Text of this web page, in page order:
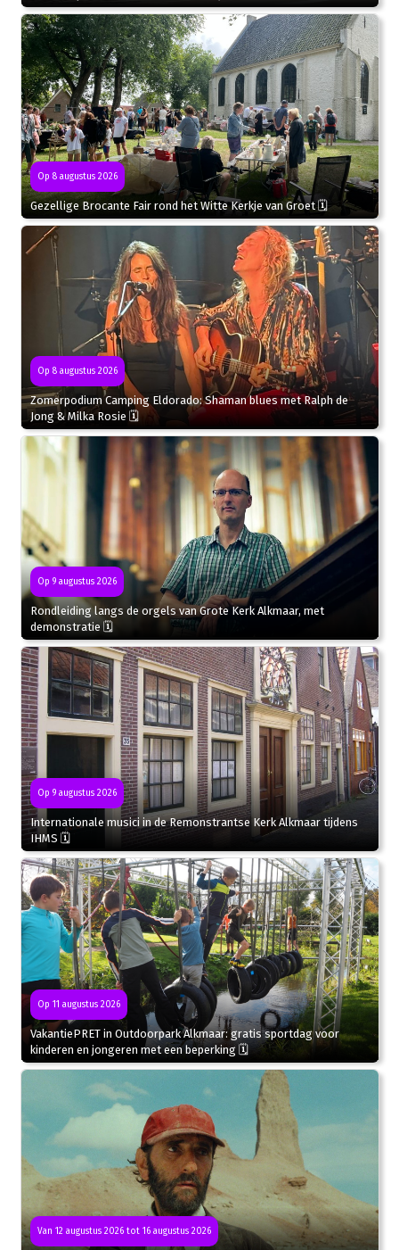
Op 8 augustus 2026
Gezellige Brocante Fair rond het Witte Kerkje van Groet 🗓
Op 8 augustus 2026
Zomerpodium Camping Eldorado: Shaman blues met Ralph de
Jong & Milka Rosie 🗓
Op 9 augustus 2026
Rondleiding langs de orgels van Grote Kerk Alkmaar, met
demonstratie 🗓
Op 9 augustus 2026
Internationale musici in de Remonstrantse Kerk Alkmaar tijdens
IHMS 🗓
Op 11 augustus 2026
VakantiePRET in Outdoorpark Alkmaar: gratis sportdag voor
kinderen en jongeren met een beperking 🗓
Van 12 augustus 2026 tot 16 augustus 2026